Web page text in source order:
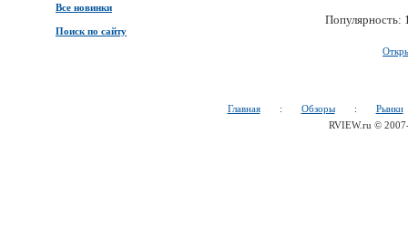
Все новинки
Поиск по сайту
Популярность:
Главная: Обзоры: Рынки
RVIEW.ru ©